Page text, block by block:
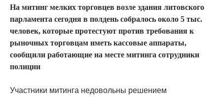
На митинг мелких торговцев возле здания литовского
парламента сегодня в полдень собралось около 5 тыс.
человек, которые протестуют против требования к
рыночных торговцам иметь кассовые аппараты,
сообщили работающие на месте митинга сотрудники
полиции
Участники митинга недовольны решением